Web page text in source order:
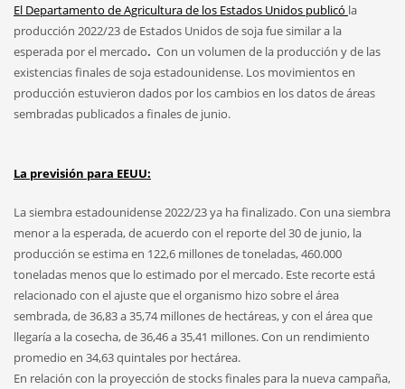
El Departamento de Agricultura de los Estados Unidos publicó la
producción 2022/23 de Estados Unidos de soja fue similar a la
esperada por el mercado. Con un volumen de la producción y de las
existencias finales de soja estadounidense. Los movimientos en
producción estuvieron dados por los cambios en los datos de áreas
sembradas publicados a finales de junio.
La previsión para EEUU:
La siembra estadounidense 2022/23 ya ha finalizado. Con una siembra
menor a la esperada, de acuerdo con el reporte del 30 de junio, la
producción se estima en 122,6 millones de toneladas, 460.000
toneladas menos que lo estimado por el mercado. Este recorte está
relacionado con el ajuste que el organismo hizo sobre el área
sembrada, de 36,83 a 35,74 millones de hectáreas, y con el área que
llegaría a la cosecha, de 36,46 a 35,41 millones. Con un rendimiento
promedio en 34,63 quintales por hectárea.
En relación con la proyección de stocks finales para la nueva campaña,